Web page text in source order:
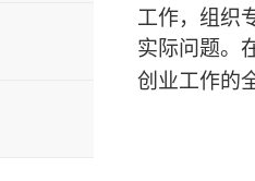
工作，组织
实际问题。
创业工作的